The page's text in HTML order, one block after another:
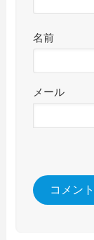
名前
メール